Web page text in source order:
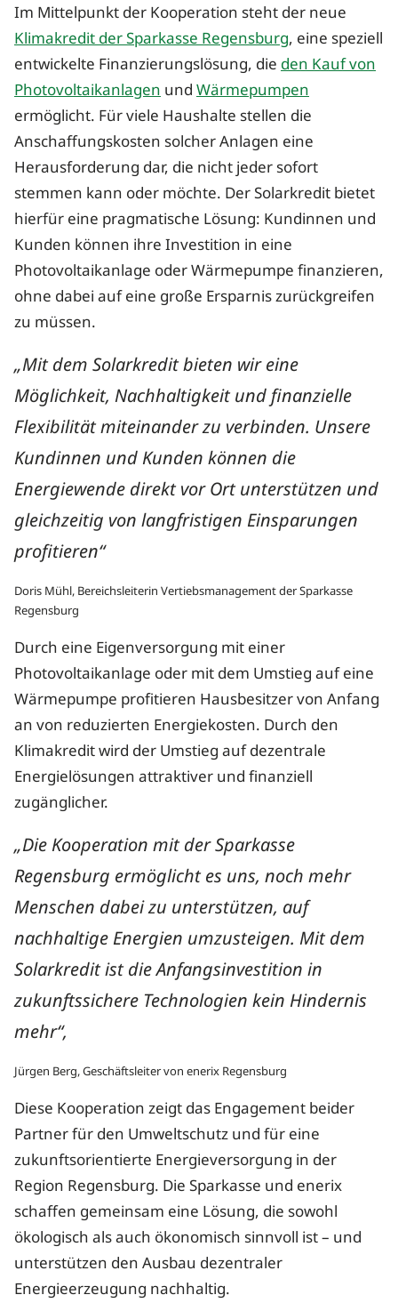
Im Mittelpunkt der Kooperation steht der neue
Klimakredit der Sparkasse Regensburg, eine speziell
entwickelte Finanzierungslösung, dieden Kauf von
PhotovoltaikanlagenundWärmepumpen
ermöglicht. Für viele Haushalte stellen die
Anschaffungskosten solcher Anlagen eine
Herausforderung dar, die nicht jeder sofort
stemmen kann oder möchte. Der Solarkredit bietet
hierfür eine pragmatische Lösung: Kundinnen und
Kunden können ihre Investition in eine
Photovoltaikanlage oder Wärmepumpe finanzieren,
ohne dabei auf eine große Ersparnis zurückgreifen
zu müssen.
„Mit dem Solarkredit bieten wir eine
Möglichkeit, Nachhaltigkeit und finanzielle
Flexibilität miteinander zu verbinden. Unsere
Kundinnen und Kunden können die
Energiewende direkt vor Ort unterstützen und
gleichzeitig von langfristigen Einsparungen
profitieren“
Doris Mühl, Bereichsleiterin Vertiebsmanagement der Sparkasse
Regensburg
Durch eine Eigenversorgung mit einer
Photovoltaikanlage oder mit dem Umstieg auf eine
Wärmepumpe profitieren Hausbesitzer von Anfang
an von reduzierten Energiekosten. Durch den
Klimakredit wird der Umstieg auf dezentrale
Energielösungen attraktiver und finanziell
zugänglicher.
„Die Kooperation mit der Sparkasse
Regensburg ermöglicht es uns, noch mehr
Menschen dabei zu unterstützen, auf
nachhaltige Energien umzusteigen. Mit dem
Solarkredit ist die Anfangsinvestition in
zukunftssichere Technologien kein Hindernis
mehr“,
Jürgen Berg, Geschäftsleiter von enerix Regensburg
Diese Kooperation zeigt das Engagement beider
Partner für den Umweltschutz und für eine
zukunftsorientierte Energieversorgung in der
Region Regensburg. Die Sparkasse und enerix
schaffen gemeinsam eine Lösung, die sowohl
ökologisch als auch ökonomisch sinnvoll ist – und
unterstützen den Ausbau dezentraler
Energieerzeugung nachhaltig.